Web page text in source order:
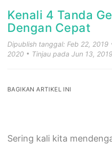
Kenali 4 Tanda
Dengan Cepat
Dipublish tanggal: Feb 22, 2019
2020
Tinjau pada Jun 13, 2019
BAGIKAN ARTIKEL INI
Sering kali kita